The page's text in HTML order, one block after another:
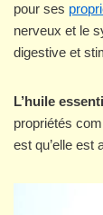
pour ses
nerveux et le
digestive et
L’huile
propriétés
est qu’elle est